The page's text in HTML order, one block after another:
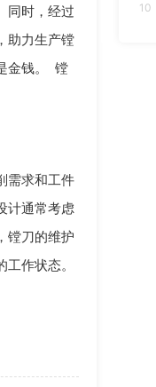
同时，经过
助力生产镗
金钱。 镗
需求和工件
计通常考虑
镗刀的维护
作状态。
10